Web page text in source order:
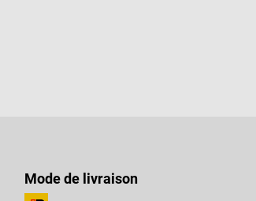
Mode de livraison